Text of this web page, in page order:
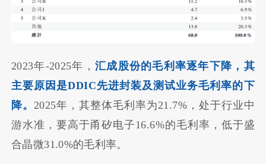
2023年-2025年， 汇成股份的毛利率逐年下降，其
主要原因是DDIC先进封装及测试业务毛利率的下
降。 2025年，其整体毛利率为21.7%，处于行业中
游水准，要高于甬矽电子16.6%的毛利率，低于盛
合晶微31.0%的毛利率。